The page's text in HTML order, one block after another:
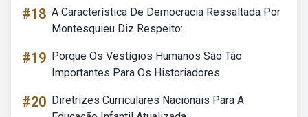
#18 A Característica De Democracia Ressaltada Por
Montesquieu Diz Respeito:
#19 Porque Os Vestígios Humanos São Tão
Importantes Para Os Historiadores
#20 Diretrizes Curriculares Nacionais Para A